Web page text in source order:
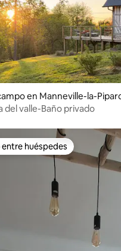
en Manneville-la-
del valle-Baño privado
entre huéspedes
entre huéspedes